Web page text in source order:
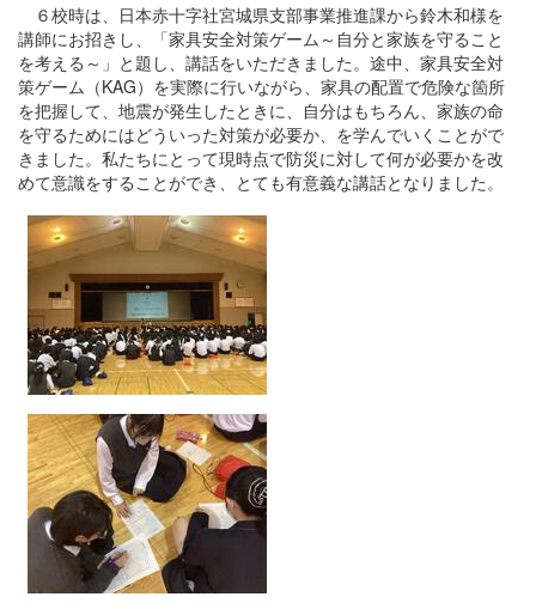
６校時は、日本赤十字社宮城県支部事業推進課から鈴木和様を
講師にお招きし、「家具安全対策ゲーム～自分と家族を守ること
を考える～」と題し、講話をいただきました。途中、家具安全対
策ゲーム（KAG）を実際に行いながら、家具の配置で危険な箇所
を把握して、地震が発生したときに、自分はもちろん、家族の命
を守るためにはどういった対策が必要か、を学んでいくことがで
きました。私たちにとって現時点で防災に対して何が必要かを改
めて意識をすることができ、とても有意義な講話となりました。